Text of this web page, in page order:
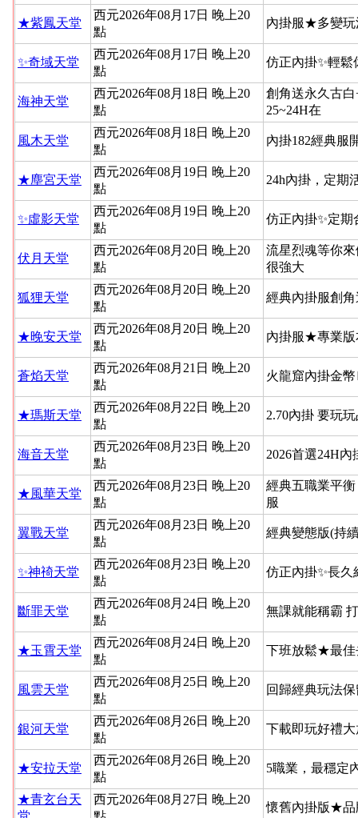
★紫鳳天堂
西元2026年08月17日 晚上20
點
內掛服★多變
✨奇域天堂
西元2026年08月17日 晚上20
點
仿正內掛✨輕鬆
海神天堂
西元2026年08月18日 晚上20
點
創角送永久古
25~24H在
風木天堂
西元2026年08月18日 晚上20
點
內掛182經典服
★塵宮天堂
西元2026年08月19日 晚上20
點
24h內掛，定期
✨虛影天堂
西元2026年08月19日 晚上20
點
仿正內掛✨定期
伏月天堂
西元2026年08月20日 晚上20
點
流星烈魂等你
很強大
狐狸天堂
西元2026年08月20日 晚上20
點
經典內掛服創
★晚安天堂
西元2026年08月20日 晚上20
點
內掛服★專業
蒼焰天堂
西元2026年08月21日 晚上20
點
火龍窟內掛金
★瑪斯天堂
西元2026年08月22日 晚上20
點
2.70內掛 要玩
海音天堂
西元2026年08月23日 晚上20
點
2026首選24H
★風華天堂
西元2026年08月23日 晚上20
點
經典五職業平
服
翼戰天堂
西元2026年08月23日 晚上20
點
經典變態版(持
✨神䄎天堂
西元2026年08月23日 晚上20
點
仿正內掛✨長久
斷罪天堂
西元2026年08月24日 晚上20
點
無課就能稱霸
★玉霄天堂
西元2026年08月24日 晚上20
點
下班放鬆★最
風雲天堂
西元2026年08月25日 晚上20
點
回歸經典玩法
銀河天堂
西元2026年08月26日 晚上20
點
下載即玩好禮
★安拉天堂
西元2026年08月26日 晚上20
點
5職業，最穩定
★青玄台天
西元2026年08月27日 晚上20
懷舊內掛版★品